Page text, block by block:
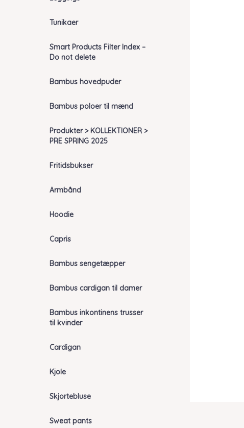
Tunikaer
Smart Products Filter Index –
Do not delete
Bambus hovedpuder
Bambus poloer til mænd
Produkter > KOLLEKTIONER >
PRE SPRING 2025
Fritidsbukser
Armbånd
Hoodie
Capris
Bambus sengetæpper
Bambus cardigan til damer
Bambus inkontinens trusser
til kvinder
Cardigan
Kjole
Skjortebluse
Sweat pants